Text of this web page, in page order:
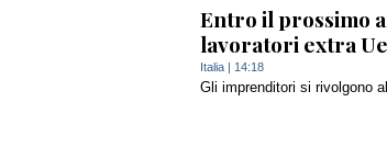
Entro il prossimo
lavoratori extra Ue
Italia | 14:18
Gli imprenditori si rivolgono